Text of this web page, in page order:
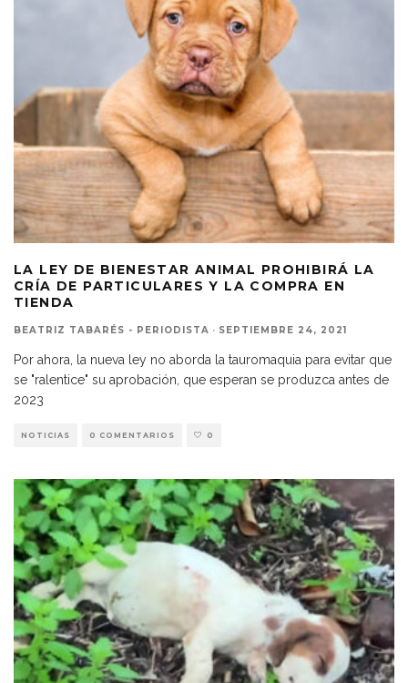
LA LEY DE BIENESTAR ANIMAL PROHIBIRÁ LA
CRÍA DE PARTICULARES Y LA COMPRA EN
TIENDA
BEATRIZ TABARÉS - PERIODISTA · SEPTIEMBRE 24, 2021
Por ahora, la nueva ley no aborda la tauromaquia para evitar que
se "ralentice" su aprobación, que esperan se produzca antes de
2023
NOTICIAS 0 COMENTARIOS 0